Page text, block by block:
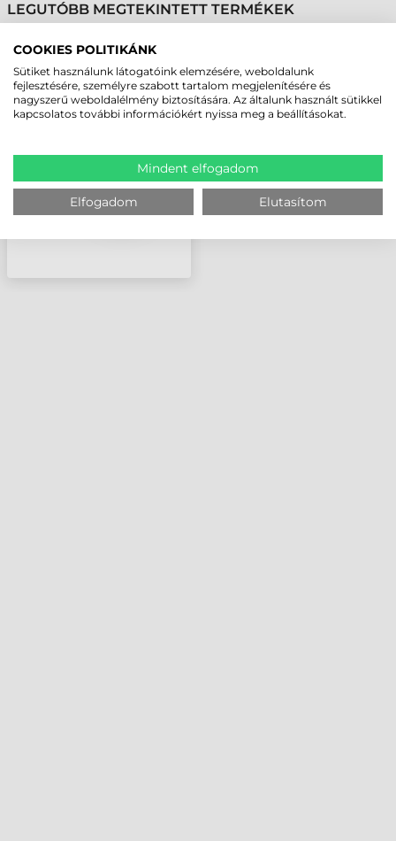
LEGUTÓBB MEGTEKINTETT TERMÉKEK
SATO NYOMTATÓFEJ,
MB400I, 8 DOTS/MM
(203 DPI)
COOKIES POLITIKÁNK
Sütiket használunk látogatóink elemzésére, weboldalunk
fejlesztésére, személyre szabott tartalom megjelenítésére és
nagyszerű weboldalélmény biztosítására. Az általunk használt sütikkel
kapcsolatos további információkért nyissa meg a beállításokat.
Mindent elfogadom
Elfogadom Elutasítom